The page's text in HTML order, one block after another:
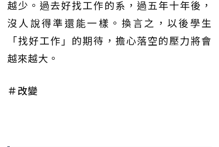
越少。過去好找工作的系，過五年十年後，
沒人說得準還能一樣。換言之，以後學生
「找好工作」的期待，擔心落空的壓力將會
越來越大。
＃改變